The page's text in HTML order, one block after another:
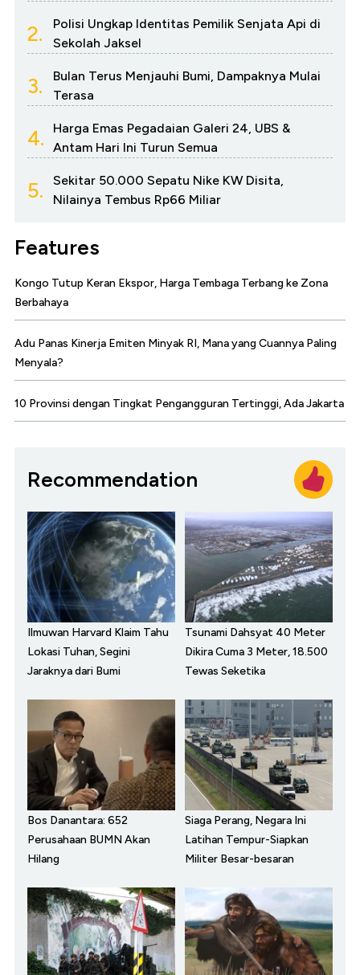
2.
Polisi Ungkap Identitas Pemilik Senjata Api di
Sekolah Jaksel
3.
Bulan Terus Menjauhi Bumi, Dampaknya Mulai
Terasa
4.
Harga Emas Pegadaian Galeri 24, UBS &
Antam Hari Ini Turun Semua
5.
Sekitar 50.000 Sepatu Nike KW Disita,
Nilainya Tembus Rp66 Miliar
Features
Kongo Tutup Keran Ekspor, Harga Tembaga Terbang ke Zona
Berbahaya
Adu Panas Kinerja Emiten Minyak RI, Mana yang Cuannya Paling
Menyala?
10 Provinsi dengan Tingkat Pengangguran Tertinggi, Ada Jakarta
Recommendation
Ilmuwan Harvard Klaim Tahu
Lokasi Tuhan, Segini
Jaraknya dari Bumi
Tsunami Dahsyat 40 Meter
Dikira Cuma 3 Meter, 18.500
Tewas Seketika
Bos Danantara: 652
Perusahaan BUMN Akan
Hilang
Siaga Perang, Negara Ini
Latihan Tempur-Siapkan
Militer Besar-besaran